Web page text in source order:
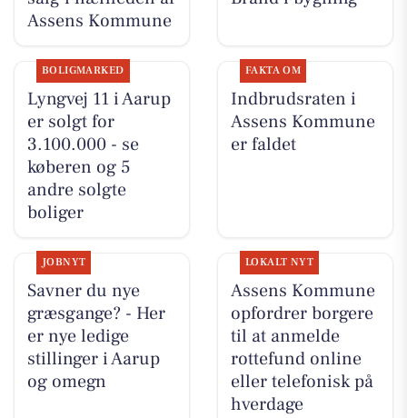
Assens Kommune
BOLIGMARKED
Lyngvej 11 i Aarup
er solgt for
3.100.000 - se
køberen og 5
andre solgte
boliger
FAKTA OM
Indbrudsraten i
Assens Kommune
er faldet
JOBNYT
Savner du nye
græsgange? - Her
er nye ledige
stillinger i Aarup
og omegn
LOKALT NYT
Assens Kommune
opfordrer borgere
til at anmelde
rottefund online
eller telefonisk på
hverdage